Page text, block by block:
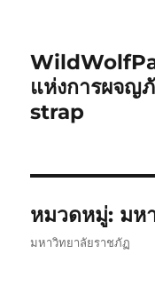
แห่งการผจ
strap
หมวดหมู่: มห
มหาวิทยาลัยราชภัฏ